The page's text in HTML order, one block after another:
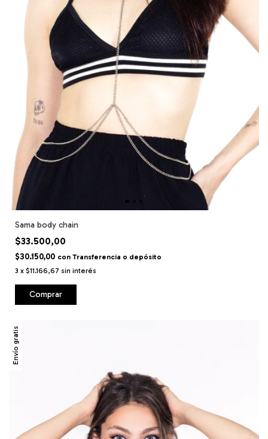
Sama body chain
$33.500,00
$30.150,00 con Transferencia o depósito
3 x $11.166,67 sin interés
Comprar
Envío gratis